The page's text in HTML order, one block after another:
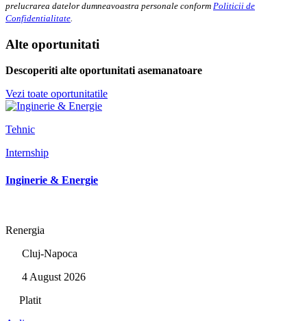
prelucrarea datelor dumneavoastra personale conform Politicii de
Confidentialitate.
Alte oportunitati
Descoperiti alte oportunitati asemanatoare
Vezi toate oportunitatile
Tehnic
Internship
Inginerie & Energie
Renergia
Cluj-Napoca
4 August 2026
Platit